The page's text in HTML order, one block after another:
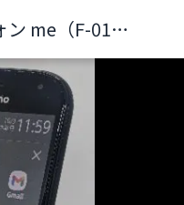
らくらくスマートフォン me（F-01L）